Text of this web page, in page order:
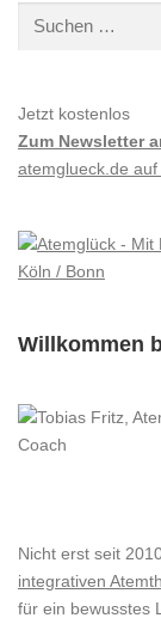
Suchen
Jetzt kostenlos
Zum Newsletter
atemglueck.de
Willkommen
Nicht erst seit
integrativen
für ein bewusstes